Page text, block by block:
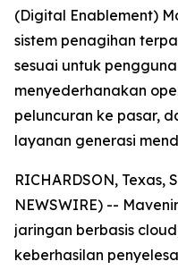
(Digital Enablement)
sistem penagihan
sesuai untuk
menyederhanakan
peluncuran ke pasar,
layanan generasi
RICHARDSON, Texas,
NEWSWIRE) --
jaringan berbasis
keberhasilan